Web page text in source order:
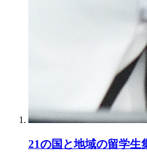
21の国と地域の留学生